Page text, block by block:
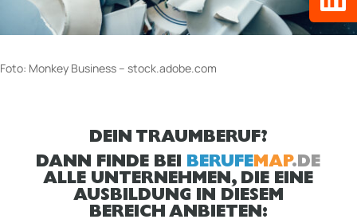
Foto: Monkey Business – stock.adobe.com
DEIN TRAUMBERUF?
DANN FINDE BEI BERUFEMAP.DE
ALLE UNTERNEHMEN, DIE EINE
AUSBILDUNG IN DIESEM
BEREICH ANBIETEN: